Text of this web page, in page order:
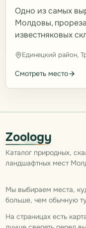
Одно из самых
Молдовы,
известняковых
Единецкий район,
Смотреть место
Zoology
Каталог природных,
ландшафтных мест
Мы выбираем места,
больше, чем обычную
На страницах есть